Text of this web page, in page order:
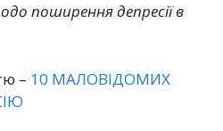
поширення депресії в
– 10 МАЛОВІДОМИХ